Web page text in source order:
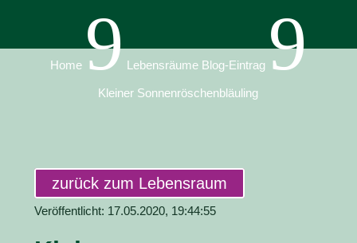
Home 9 Lebensräume Blog-Eintrag 9
Kleiner Sonnenröschenbläuling
zurück zum Lebensraum
Veröffentlicht: 17.05.2020, 19:44:55